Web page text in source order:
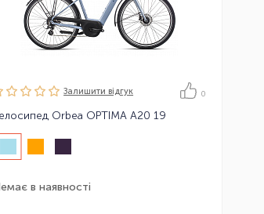
Залишити вiдгук 0
Orbea OPTIMA A20 19
в наявності